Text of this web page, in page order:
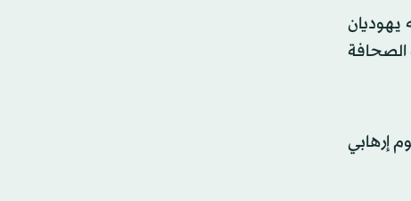
​يهوديان
الصحافة
إرهابي